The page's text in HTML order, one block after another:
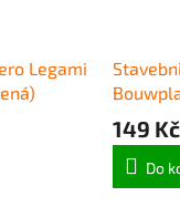
Legami
149 Kč
Do